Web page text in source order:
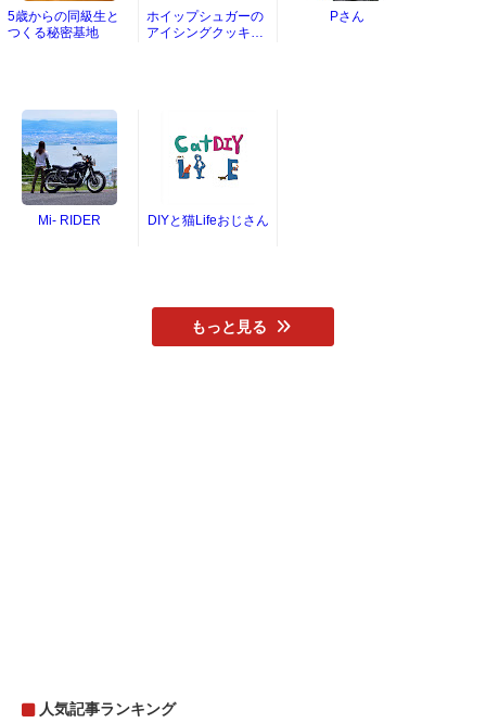
5歳からの同級生と
つくる秘密基地
ホイップシュガーの
アイシングクッキー
Pさん
Mi- RIDER DIYと猫Lifeおじさん
もっと見る
人気記事ランキング